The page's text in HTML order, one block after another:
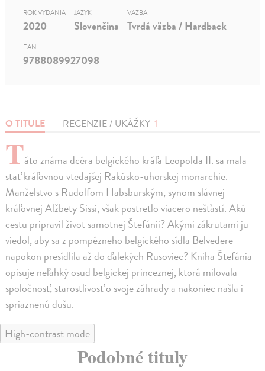
O TITULE RECENZIE / UKÁŽKY 1
Táto známa dcéra belgického kráľa Leopolda II. sa mala
stať kráľovnou vtedajšej Rakúsko-uhorskej monarchie.
Manželstvo s Rudolfom Habsburským, synom slávnej
kráľovnej Alžbety Sissi, však postretlo viacero nešťastí. Akú
cestu pripravil život samotnej Štefánii? Akými zákrutami ju
viedol, aby sa z pompézneho belgického sídla Belvedere
napokon presídlila až do ďalekých Rusoviec? Kniha Štefánia
opisuje neľahký osud belgickej princeznej, ktorá milovala
spoločnosť, starostlivosť o svoje záhrady a nakoniec našla i
spriaznenú dušu.
ROK VYDANIA
2020
JAZYK
Slovenčina
VÄZBA
Tvrdá väzba / Hardback
EAN
9788089927098
High-contrast mode
Podobné tituly